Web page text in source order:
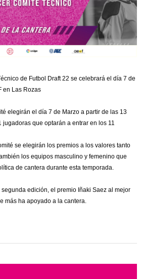
de Futbol Draft 22 se celebrará el día 7 de
en Las Rozas
elegirán el día 7 de Marzo a partir de las 13
que optarán a entrar en los 11
se elegirán los premios a los valores tanto
los equipos masculino y femenino que
de cantera durante esta temporada.
edición, el premio Iñaki Saez al mejor
más ha apoyado a la cantera.